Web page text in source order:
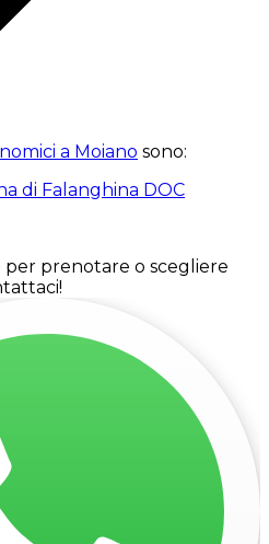
a Moiano sono:
di Falanghina DOC
per prenotare o scegliere